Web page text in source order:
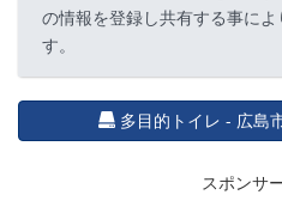
の情報を登録し共有する事に
す。
多目的トイレ - 広島
スポンサ